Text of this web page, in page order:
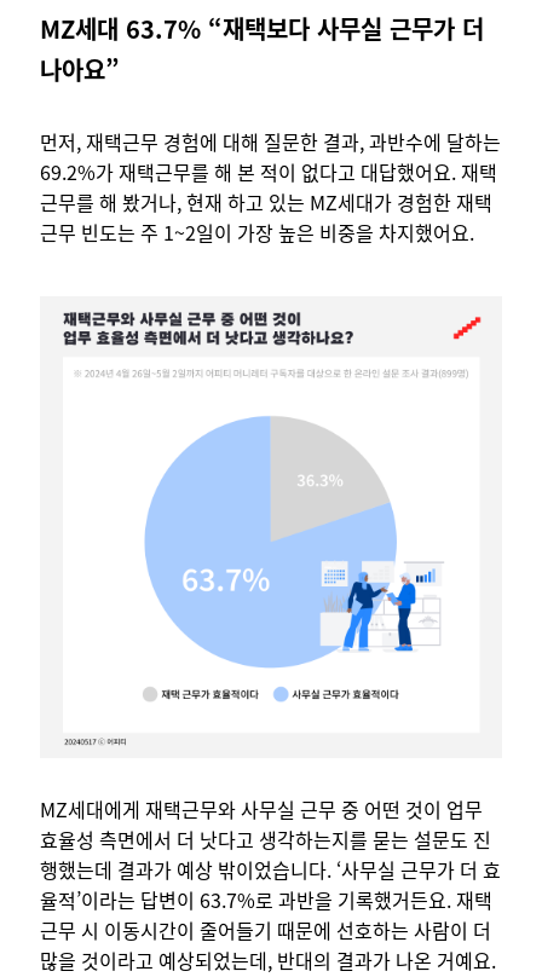
MZ세대 63.7% “재택보다 사무실 근무가 더
나아요”
먼저, 재택근무 경험에 대해 질문한 결과, 과반수에 달하는
69.2%가 재택근무를 해 본 적이 없다고 대답했어요. 재택
근무를 해 봤거나, 현재 하고 있는 MZ세대가 경험한 재택
근무 빈도는 주 1~2일이 가장 높은 비중을 차지했어요.
MZ세대에게 재택근무와 사무실 근무 중 어떤 것이 업무
효율성 측면에서 더 낫다고 생각하는지를 묻는 설문도 진
행했는데 결과가 예상 밖이었습니다. ‘사무실 근무가 더 효
율적’이라는 답변이 63.7%로 과반을 기록했거든요. 재택
근무 시 이동시간이 줄어들기 때문에 선호하는 사람이 더
많을 것이라고 예상되었는데, 반대의 결과가 나온 거예요.